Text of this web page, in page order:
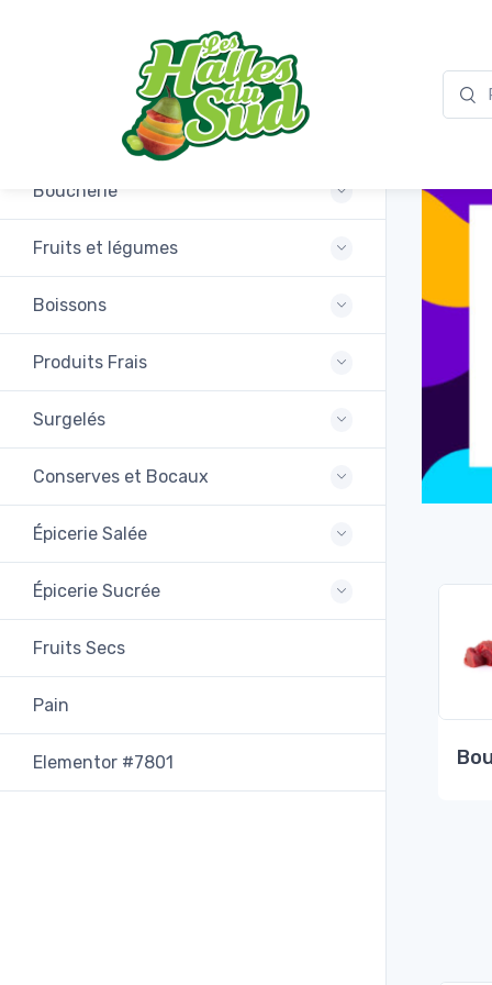
Promotions
Boucherie
Fruits et légumes
Boissons
Produits Frais
Surgelés
Conserves et Bocaux
Épicerie Salée
Épicerie Sucrée
Fruits Secs
Pain
Elementor #7801